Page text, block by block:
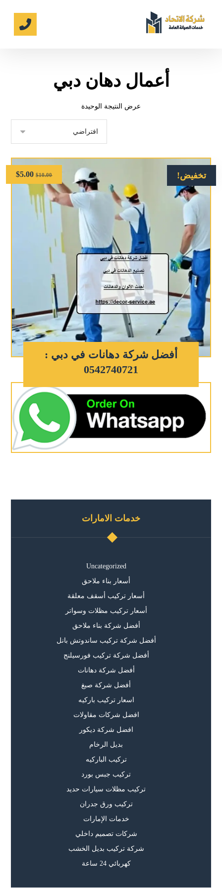
أعمال دهان دبي
عرض النتيجة الوحيدة
تخفيض!
أفضل شركة دهانات في دبي :
0542740721
$10.00
$5.00
خدمات الامارات
Uncategorized
أسعار بناء ملاحق
أسعار تركيب أسقف معلقة
أسعار تركيب مظلات وسواتر
أفضل شركة بناء ملاحق
أفضل شركة تركيب ساندوتش بانل
أفضل شركة تركيب فورسيلنج
أفضل شركة دهانات
أفضل شركة صبغ
اسعار تركيب باركيه
افضل شركات مقاولات
افضل شركة ديكور
بديل الرخام
تركيب الباركيه
تركيب جبس بورد
تركيب مظلات سيارات حديد
تركيب ورق جدران
خدمات الإمارات
شركات تصميم داخلي
شركة تركيب بديل الخشب
كهربائي 24 ساعة